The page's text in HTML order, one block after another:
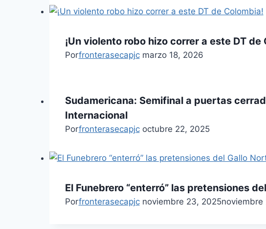
¡Un violento robo hizo correr a este DT de
Porfronterasecapjc marzo 18, 2026
Sudamericana: Semifinal a puertas
Internacional
Porfronterasecapjc octubre 22, 2025
El Funebrero “enterró” las pretensiones
Porfronterasecapjc noviembre 23, 2025noviembre